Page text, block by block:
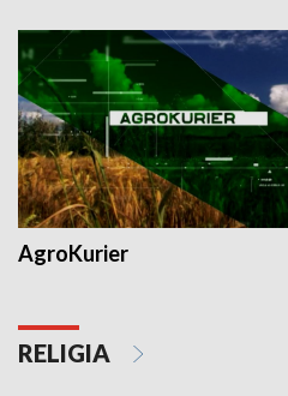
AgroKurier
RELIGIA